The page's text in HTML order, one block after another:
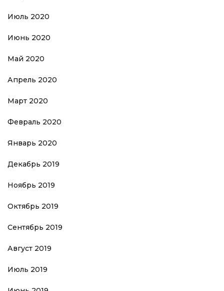
Июль 2020
Июнь 2020
Май 2020
Апрель 2020
Март 2020
Февраль 2020
Январь 2020
Декабрь 2019
Ноябрь 2019
Октябрь 2019
Сентябрь 2019
Август 2019
Июль 2019